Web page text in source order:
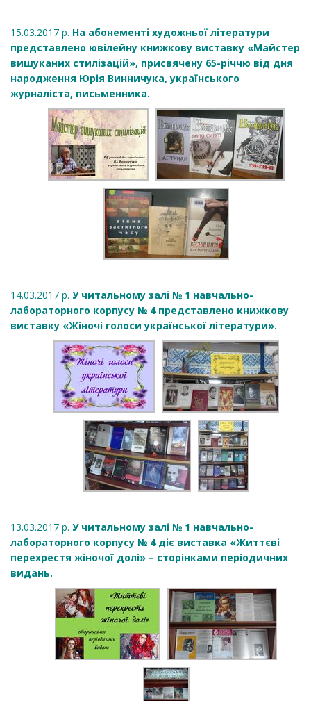
15.03.2017 р. На абонементі художньої літератури
представлено ювілейну книжкову виставку «Майстер
вишуканих стилізацій», присвячену 65-річчю від дня
народження Юрія Винничука, українського
журналіста, письменника.
14.03.2017 р. У читальному залі № 1 навчально-
лабораторного корпусу № 4 представлено книжкову
виставку «Жіночі голоси української літератури».
13.03.2017 р. У читальному залі № 1 навчально-
лабораторного корпусу № 4 діє виставка «Життєві
перехрестя жіночої долі» – сторінками періодичних
видань.